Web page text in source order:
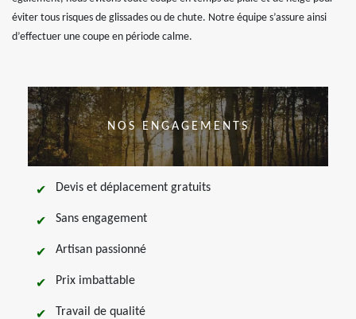
éviter tous risques de glissades ou de chute. Notre équipe s’assure ainsi
d’effectuer une coupe en période calme.
NOS ENGAGEMENTS
Devis et déplacement gratuits
Sans engagement
Artisan passionné
Prix imbattable
Travail de qualité